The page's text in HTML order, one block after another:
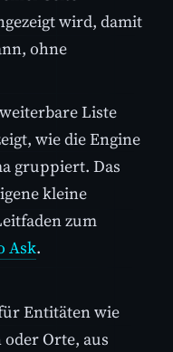
wird, damit
ohne
Liste
wie die Engine
gruppiert. Das
kleine
zum
Ask.
Entitäten wie
Orte, aus